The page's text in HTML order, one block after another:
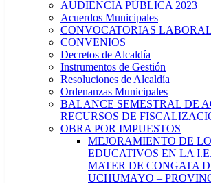
AUDIENCIA PÚBLICA 2023
Acuerdos Municipales
CONVOCATORIAS
CONVENIOS
Decretos de Alcaldía
Instrumentos de Gestión
Resoluciones de Alcaldía
Ordenanzas Municipales
BALANCE SEMESTRAL DE
RECURSOS DE
OBRA POR IMPUESTOS
MEJORAMIENTO DE
EDUCATIVOS EN LA
MATER DE CONGATA
UCHUMAYO –